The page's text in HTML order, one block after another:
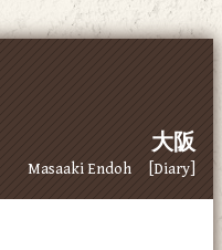
大阪
Masaaki Endoh [Diary]